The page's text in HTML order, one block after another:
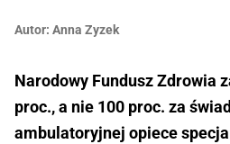
Autor: Anna Zyzek
Narodowy Fundusz Zdrowia
proc., a nie 100 proc. za
ambulatoryjnej opiece